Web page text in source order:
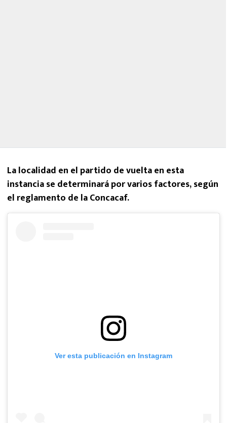
La localidad en el partido de vuelta en esta
instancia se determinará por varios factores, según
el reglamento de la Concacaf.
Ver esta publicación en Instagram